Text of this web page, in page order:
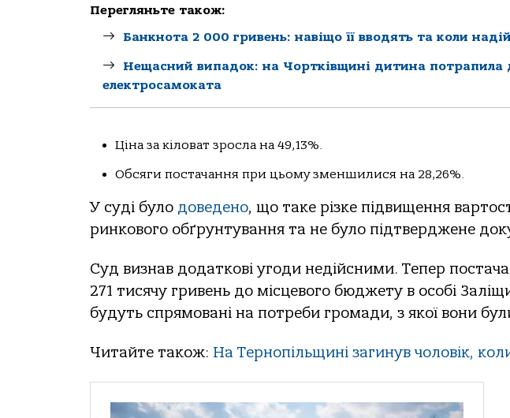
Перегляньте також:
Банкнота 2 000 гривень: навіщо її вводять та коли
Нещасний випадок: на Чортківщині дитина потрапила
електросамоката
Ціна за кіловат зросла на 49,13%.
Обсяги постачання при цьому зменшилися на 28,26%.
У суді було доведено, що таке різке підвищення
ринкового обґрунтування та не було підтверджене
Суд визнав додаткові угоди недійсними. Тепер
271 тисячу гривень до місцевого бюджету в особі
будуть спрямовані на потреби громади, з якої вони
Читайте також: На Тернопільщині загинув чоловік,